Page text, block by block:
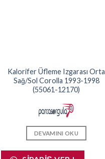
Kalorifer Üfleme Izgarası Orta
Sağ/Sol Corolla 1993-1998
(55061-12170)
DEVAMINI OKU